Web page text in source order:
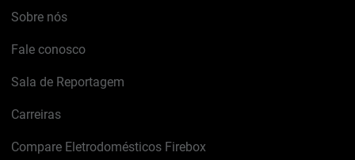
Sobre nós
Fale conosco
Sala de Reportagem
Carreiras
Compare Eletrodomésticos Firebox